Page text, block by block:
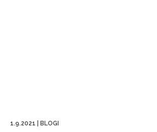
1.9.2021 BLOGI